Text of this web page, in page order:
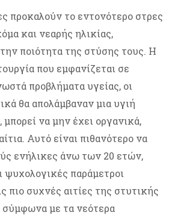
προκαλούν το εντονότερο στρες
και νεαρής ηλικίας,
ποιότητα της στύσης τους. Η
που εμφανίζεται σε
προβλήματα υγείας, οι
θα απολάμβαναν μια υγιή
να μην έχει οργανικά,
Αυτό είναι πιθανότερο να
ενήλικες άνω των 20 ετών,
ψυχολογικές παράμετροι
πιο συχνές αιτίες της στυτικής
σύμφωνα με τα νεότερα